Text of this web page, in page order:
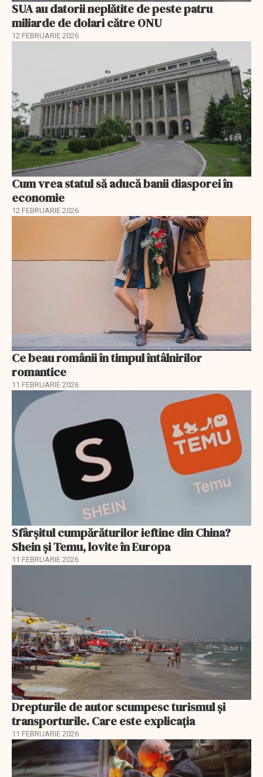
SUA au datorii neplătite de peste patru
miliarde de dolari către ONU
12 FEBRUARIE 2026
Cum vrea statul să aducă banii diasporei în
economie
12 FEBRUARIE 2026
Ce beau românii în timpul întâlnirilor
romantice
11 FEBRUARIE 2026
Sfârșitul cumpărăturilor ieftine din China?
Shein și Temu, lovite în Europa
11 FEBRUARIE 2026
Drepturile de autor scumpesc turismul și
transporturile. Care este explicația
11 FEBRUARIE 2026